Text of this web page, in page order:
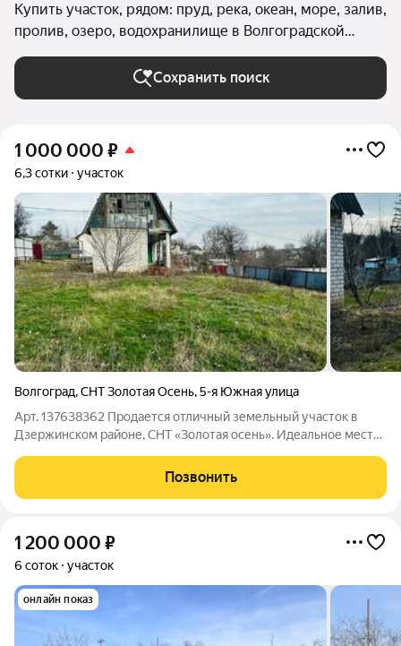
Купить участок, рядом: пруд, река, океан, море, залив,
пролив, озеро, водохранилище в Волгоградской
области
Сохранить поиск
1 000 000 ₽
6,3 сотки участок
Волгоград,СНТ Золотая Осень,5-я Южная улица
Арт. 137638362 Продается отличный земельный участок в
Дзержинском районе, СНТ «Золотая осень». Идеальное место
городской инфраструктурой. Безопасность и чистота: Поселок
очень ухоженный, тихий
Позвонить
1 200 000 ₽
6 соток участок
онлайн показ